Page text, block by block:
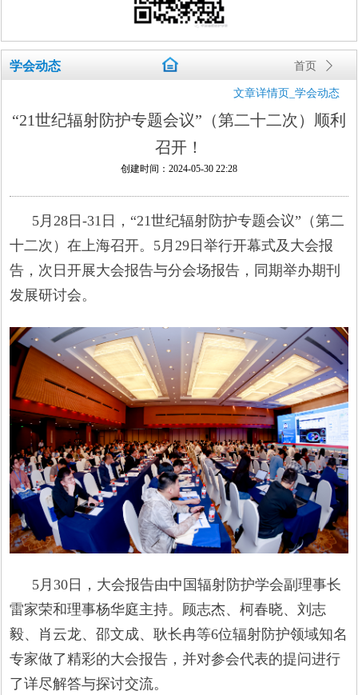
学会动态 首页 ꄲ
文章详情页_学会动态
“21世纪辐射防护专题会议”（第二十二次）顺利
召开！
创建时间： 2024-05-30 22:28
5月28日-31日，“21世纪辐射防护专题会议”（第二
十二次）在上海召开。5月29日举行开幕式及大会报
告，次日开展大会报告与分会场报告，同期举办期刊
发展研讨会。
5月30日，大会报告由中国辐射防护学会副理事长
雷家荣和理事杨华庭主持。顾志杰、柯春晓、刘志
毅、肖云龙、邵文成、耿长冉等6位辐射防护领域知名
专家做了精彩的大会报告，并对参会代表的提问进行
了详尽解答与探讨交流。